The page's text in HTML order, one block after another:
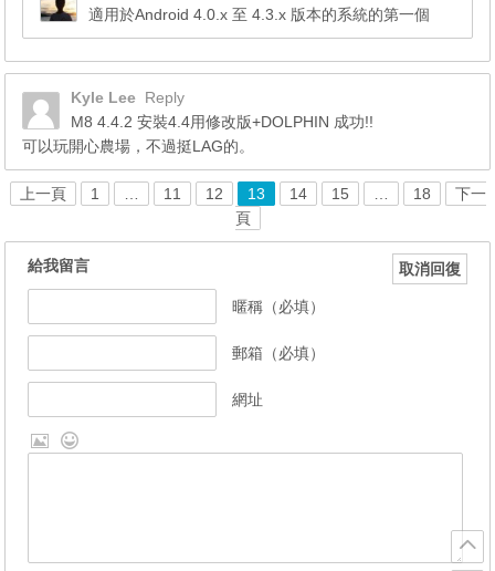
適用於Android 4.0.x 至 4.3.x 版本的系統的第一個
Kyle Lee Reply
M8 4.4.2 安裝4.4用修改版+DOLPHIN 成功!!
可以玩開心農場，不過挺LAG的。
上一頁 1 11 12 13 14 15 18
下一
頁
給我留言 取消回復
暱稱（必填）
郵箱（必填）
網址